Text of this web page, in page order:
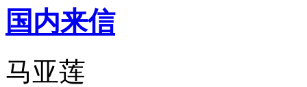
国内来信
马亚莲